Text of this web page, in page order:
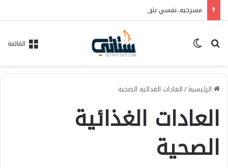
القائمة بحث عن
الرئيسية/العادات الغذائية الصحية
العادات الغذائية
الصحية